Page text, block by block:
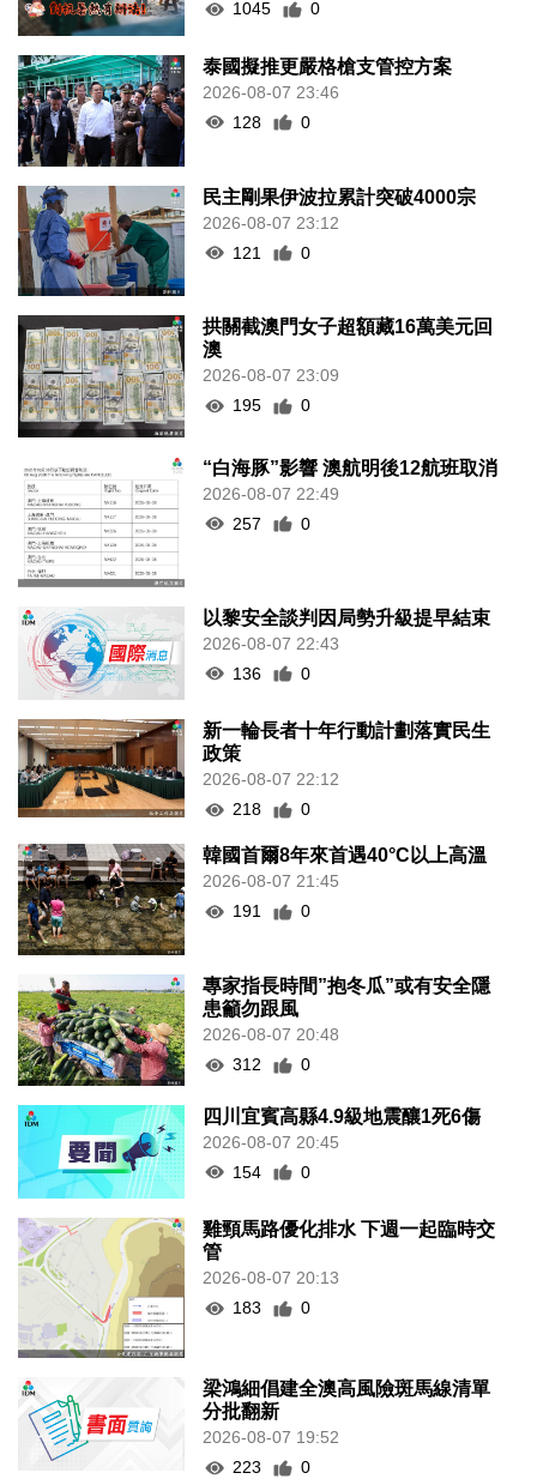
1045 0
泰國擬推更嚴格槍支管控方案
2026-08-07 23:46
128
0
民主剛果伊波拉累計突破4000宗
2026-08-07 23:12
121
0
拱關截澳門女子超額藏16萬美元回
澳
2026-08-07 23:09
195
0
“白海豚”影響 澳航明後12航班取消
2026-08-07 22:49
257
0
以黎安全談判因局勢升級提早結束
2026-08-07 22:43
136
0
新一輪長者十年行動計劃落實民生
政策
2026-08-07 22:12
218
0
韓國首爾8年來首遇40°C以上高溫
2026-08-07 21:45
191
0
專家指長時間”抱冬瓜”或有安全隱
患籲勿跟風
2026-08-07 20:48
312
0
四川宜賓高縣4.9級地震釀1死6傷
2026-08-07 20:45
154
0
雞頸馬路優化排水 下週一起臨時交
管
2026-08-07 20:13
183
0
梁鴻細倡建全澳高風險斑馬線清單
分批翻新
2026-08-07 19:52
223
0